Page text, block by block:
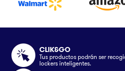
CLIK&GO
Tus productos podrán ser
lockers inteligentes.